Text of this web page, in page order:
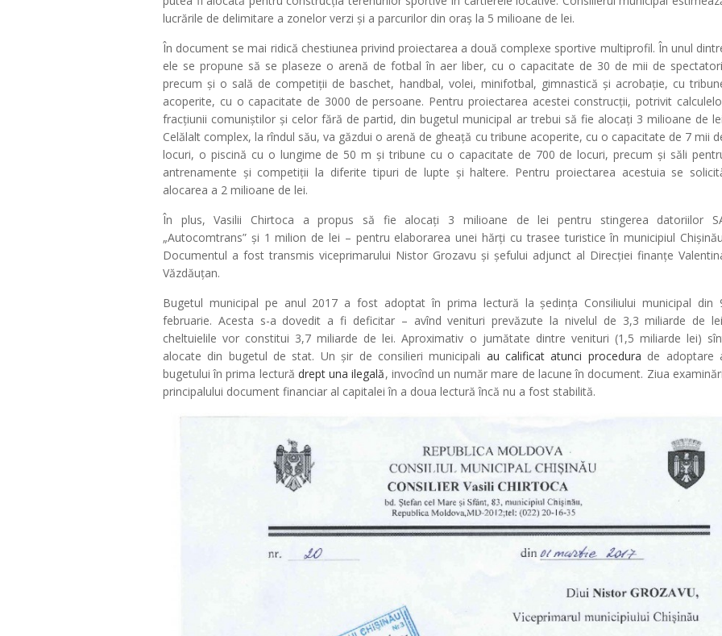
lucrările de delimitare a zonelor verzi și a parcurilor din oraș la 5 milioane de lei.
În document se mai ridică chestiunea privind proiectarea a două complexe sportive multiprofil. În unul
ele se propune să se plaseze o arenă de fotbal în aer liber, cu o capacitate de 30 de mii de
precum și o sală de competiții de baschet, handbal, volei, minifotbal, gimnastică și acrobație, cu
acoperite, cu o capacitate de 3000 de persoane. Pentru proiectarea acestei construcții, potrivit
fracțiunii comuniștilor și celor fără de partid, din bugetul municipal ar trebui să fie alocați 3 milioane de
Celălalt complex, la rîndul său, va găzdui o arenă de gheață cu tribune acoperite, cu o capacitate de 7 mii
locuri, o piscină cu o lungime de 50 m și tribune cu o capacitate de 700 de locuri, precum și săli
antrenamente și competiții la diferite tipuri de lupte și haltere. Pentru proiectarea acestuia se
alocarea a 2 milioane de lei.
În plus, Vasilii Chirtoca a propus să fie alocați 3 milioane de lei pentru stingerea datoriilor
„Autocomtrans” și 1 milion de lei – pentru elaborarea unei hărți cu trasee turistice în municipiul
Documentul a fost transmis viceprimarului Nistor Grozavu și șefului adjunct al Direcției finanțe
Văzdăuțan.
Bugetul municipal pe anul 2017 a fost adoptat în prima lectură la ședința Consiliului municipal din
februarie. Acesta s-a dovedit a fi deficitar – avînd venituri prevăzute la nivelul de 3,3 miliarde de
cheltuielile vor constitui 3,7 miliarde de lei. Aproximativ o jumătate dintre venituri (1,5 miliarde lei)
alocate din bugetul de stat. Un șir de consilieri municipali au calificat atunci procedura de adoptare
bugetului în prima lectură drept una ilegală, invocînd un număr mare de lacune în document. Ziua
principalului document financiar al capitalei în a doua lectură încă nu a fost stabilită.